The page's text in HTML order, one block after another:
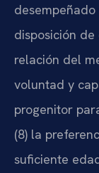
disposición
relación del
voluntad y
progenitor
(8) la
suficiente